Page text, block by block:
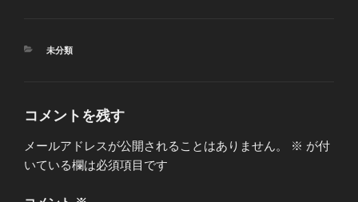
カ
未分類
コメントを残す
メールアドレスが公開されることはありません。 ※ が付
いている欄は必須項目です